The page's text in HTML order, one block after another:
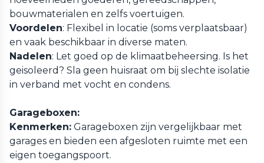
bouwmaterialen en zelfs voertuigen.
Voordelen: Flexibel in locatie (soms verplaatsbaar)
en vaak beschikbaar in diverse maten.
Nadelen: Let goed op de klimaatbeheersing. Is het
geisoleerd? Sla geen huisraat om bij slechte isolatie
in verband met vocht en condens.
Garageboxen:
Kenmerken: Garageboxen zijn vergelijkbaar met
garages en bieden een afgesloten ruimte met een
eigen toegangspoort.